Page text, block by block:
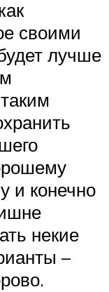
своими
лучше
и конечно
некие
–